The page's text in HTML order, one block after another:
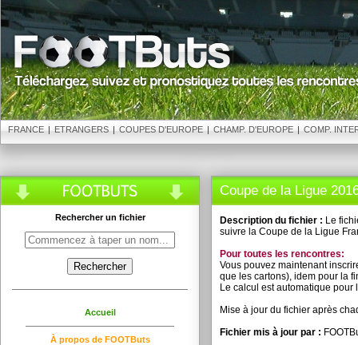
FRANCE | ETRANGERS | COUPES D'EUROPE | CHAMP. D'EUROPE | COMP.
Rechercher un fichier
Accueil
À propos de FOOTButs
Coupe de la Ligue
Description du fichier : Le
suivre la Coupe de la Ligue
Pour toutes les rencontres:
Vous pouvez maintenant
que les cartons), idem pour la
Le calcul est automatique pour
Mise à jour du fichier après
Fichier mis à jour par :